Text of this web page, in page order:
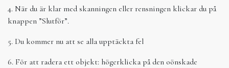
4. När du är klar med skanningen eller rensningen klickar du på
knappen ”Slutför”.
5. Du kommer nu att se alla upptäckta fel
6. För att radera ett objekt: högerklicka på den oönskade